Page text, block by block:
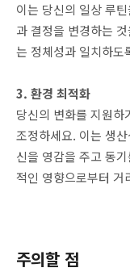
이는 당신의 일상 루
과 결정을 변경하는
는 정체성과 일치하도
3. 환경 최적화
당신의 변화를 지원
조정하세요. 이는 생
신을 영감을 주고 동
적인 영향으로부터 거
주의할 점